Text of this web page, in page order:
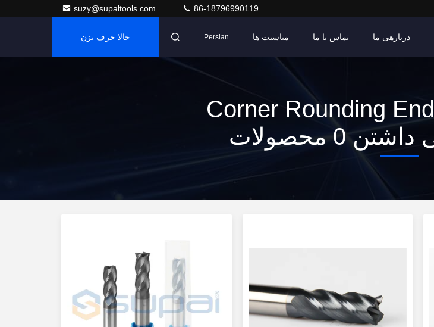
suzy@supaltools.com 86-18796990119
دربارهی ما تماس با ما مناسبت ها Persian حالا حرف بزن
کلمات کلیدی [ Corner Rounding End